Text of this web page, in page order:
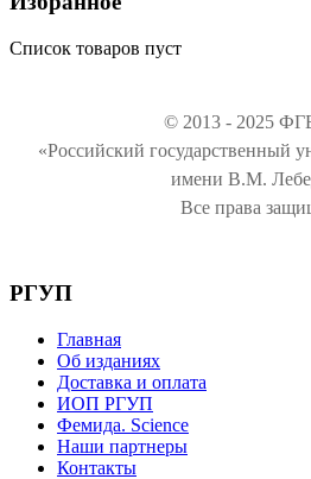
Список товаров пуст
© 2013 - 2025
«Российский государственный
имени В.М.
Все права
РГУП
Главная
Об изданиях
Доставка и оплата
ИОП РГУП
Фемида. Science
Наши партнеры
Контакты